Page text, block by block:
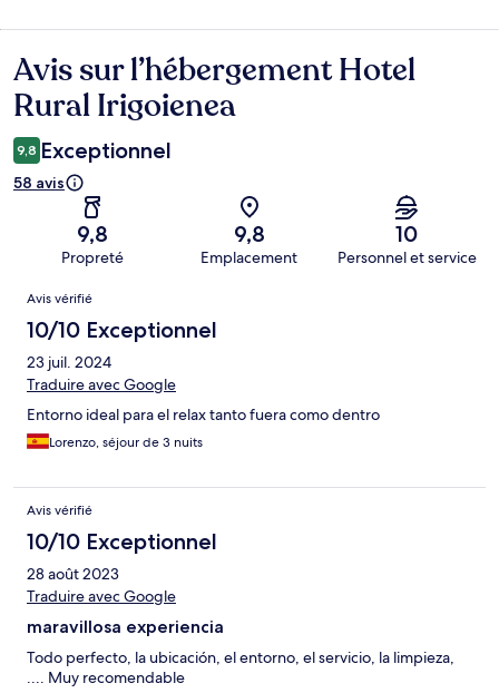
Avis
Avis sur l’hébergement Hotel
Rural Irigoienea
9,8 Exceptionnel
58 avis
9,8
Propreté
9,8
Emplacement
10
Personnel et service
Avis
Avis vérifié
10/10 Exceptionnel
23 juil. 2024
Traduire avec Google
Entorno ideal para el relax tanto fuera como dentro
Lorenzo, séjour de 3 nuits
Avis vérifié
10/10 Exceptionnel
28 août 2023
Traduire avec Google
maravillosa experiencia
Todo perfecto, la ubicación, el entorno, el servicio, la limpieza,
.... Muy recomendable